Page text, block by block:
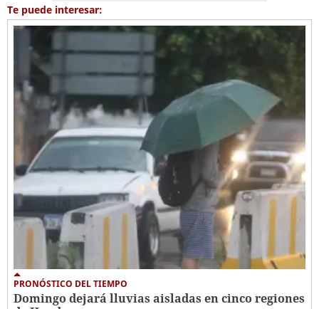
Te puede interesar:
PRONÓSTICO DEL TIEMPO
Domingo dejará lluvias aisladas en cinco regiones